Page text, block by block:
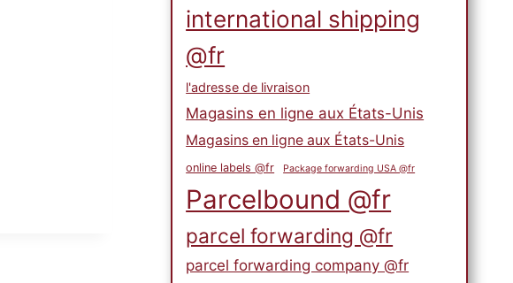
international shipping
@fr
l'adresse de livraison
Magasins en ligne aux États-Unis
Magasins en ligne aux États-Unis
online labels @fr Package forwarding USA @fr
Parcelbound @fr
parcel forwarding @fr
parcel forwarding company @fr